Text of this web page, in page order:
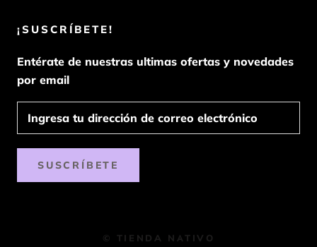
¡SUSCRÍBETE!
Entérate de nuestras ultimas ofertas y novedades
por email
SUSCRÍBETE
© TIENDA NATIVO